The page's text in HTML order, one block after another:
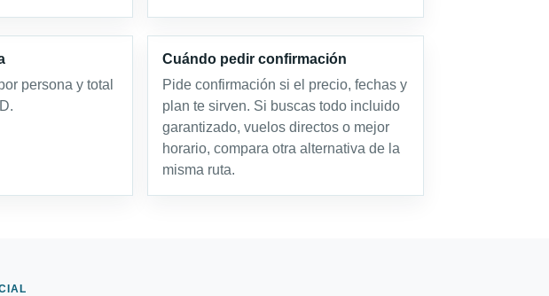
persona y total
Cuándo pedir confirmación
Pide confirmación si el precio, fechas y
plan te sirven. Si buscas todo incluido
garantizado, vuelos directos o mejor
horario, compara otra alternativa de la
misma ruta.